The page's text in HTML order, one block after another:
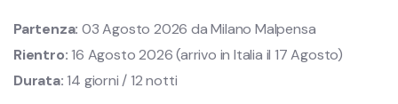
Partenza: 03 Agosto 2026 da Milano Malpensa
Rientro:16 Agosto 2026 (arrivo in Italia il 17 Agosto)
Durata:14 giorni / 12 notti